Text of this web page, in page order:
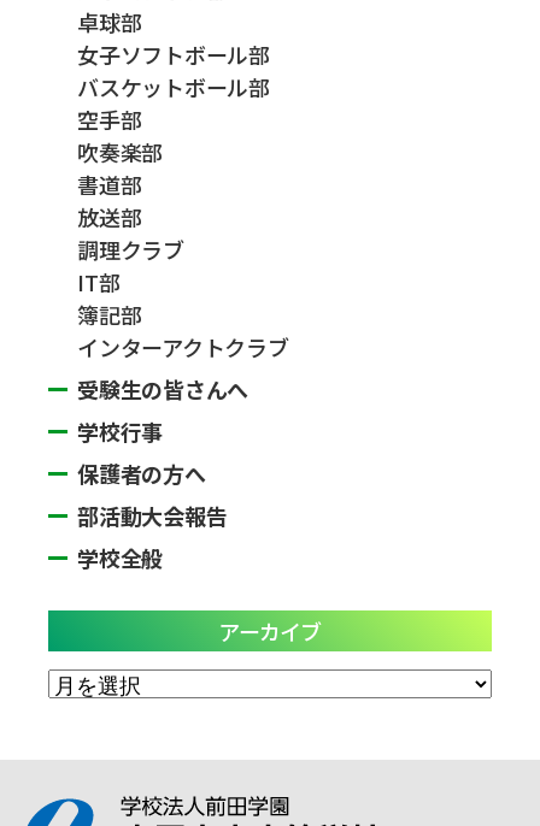
卓球部
女子ソフトボール部
バスケットボール部
空手部
吹奏楽部
書道部
放送部
調理クラブ
IT部
簿記部
インターアクトクラブ
受験生の皆さんへ
学校行事
保護者の方へ
部活動大会報告
学校全般
アーカイブ
ア
ブ